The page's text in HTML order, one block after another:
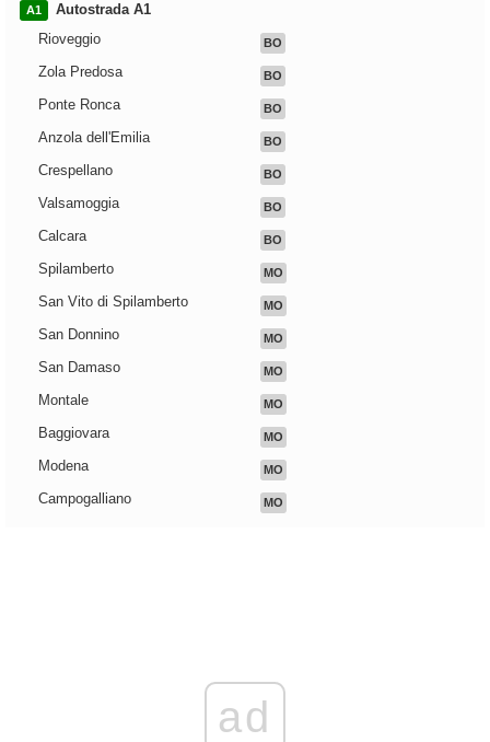
A1
Autostrada A1
Rioveggio
BO
Zola Predosa BO
Ponte Ronca BO
Anzola dell'Emilia BO
Crespellano BO
Valsamoggia BO
Calcara BO
Spilamberto MO
San Vito di Spilamberto MO
San Donnino MO
San Damaso MO
Montale MO
Baggiovara MO
Modena MO
Campogalliano MO
ad